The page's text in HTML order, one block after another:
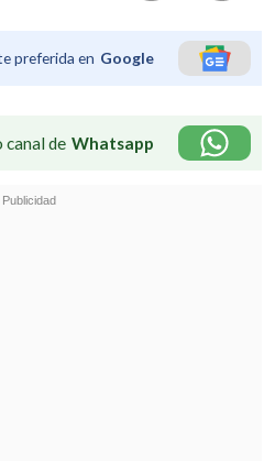
preferida en Google
canal de Whatsapp